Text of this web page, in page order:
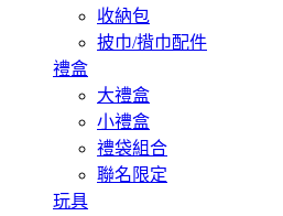
收納包
披巾/揹巾配件
禮盒
大禮盒
小禮盒
禮袋組合
聯名限定
玩具